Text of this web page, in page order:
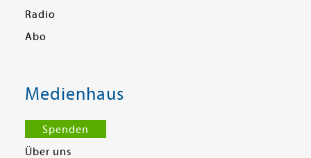
Radio
Abo
Medienhaus
Spenden
Über uns